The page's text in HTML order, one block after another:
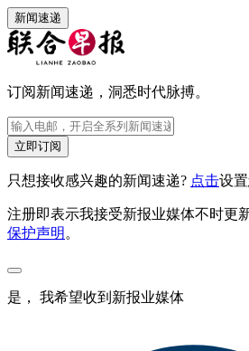
新闻速递
订阅新闻速递，洞悉时代脉搏。
立即订阅
只想接收感兴趣的新闻速递? 点击设置
注册即表示我接受新报业媒体不时更
保护声明 。
是， 我希望收到新报业媒体